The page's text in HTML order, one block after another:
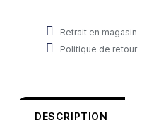
Retrait en magasin
Politique de retour
DESCRIPTION